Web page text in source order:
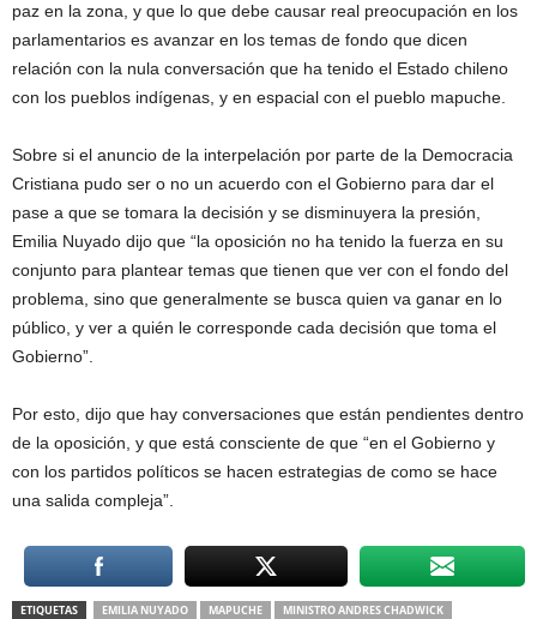
paz en la zona, y que lo que debe causar real preocupación en los
parlamentarios es avanzar en los temas de fondo que dicen
relación con la nula conversación que ha tenido el Estado chileno
con los pueblos indígenas, y en espacial con el pueblo mapuche.
Sobre si el anuncio de la interpelación por parte de la Democracia
Cristiana pudo ser o no un acuerdo con el Gobierno para dar el
pase a que se tomara la decisión y se disminuyera la presión,
Emilia Nuyado dijo que “la oposición no ha tenido la fuerza en su
conjunto para plantear temas que tienen que ver con el fondo del
problema, sino que generalmente se busca quien va ganar en lo
público, y ver a quién le corresponde cada decisión que toma el
Gobierno”.
Por esto, dijo que hay conversaciones que están pendientes dentro
de la oposición, y que está consciente de que “en el Gobierno y
con los partidos políticos se hacen estrategias de como se hace
una salida compleja”.
ETIQUETAS EMILIA NUYADO MAPUCHE MINISTRO ANDRES CHADWICK